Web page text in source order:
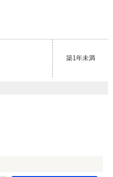
築1年未満